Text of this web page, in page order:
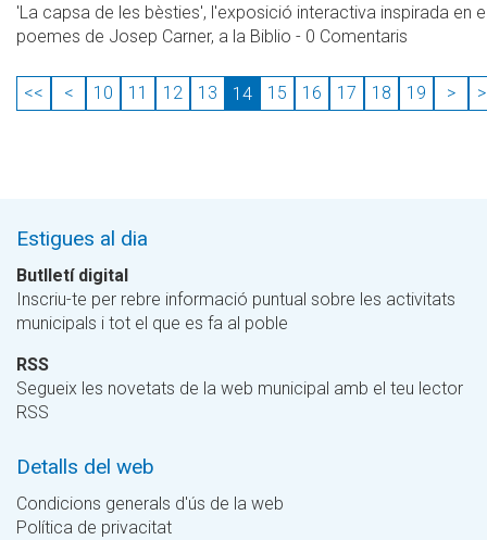
'La capsa de les bèsties', l'exposició interactiva inspirada en
poemes de Josep Carner, a la Biblio - 0 Comentaris
<< < 10 11 12 13 14 15 16 17 18 19 >
Estigues al dia
Butlletí digital
Inscriu-te per rebre informació puntual sobre les activitats
municipals i tot el que es fa al poble
RSS
Segueix les novetats de la web municipal amb el teu lector
RSS
Detalls del web
Condicions generals d'ús de la web
Política de privacitat